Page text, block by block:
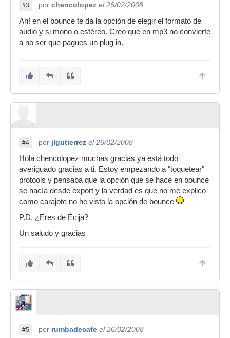
#3 por chencolopez el 26/02/2008
Ah! en el bounce te da la opción de elegir el formato de
audio y si mono o estéreo. Creo que en mp3 no convierte
a no ser que pagues un plug in.
#4 por jlgutierrez el 26/02/2008
Hola chencolopez muchas gracias ya está todo
averiguado gracias a ti. Estoy empezando a "toquetear"
protools y pensaba que la opción que se hace en bounce
se hacía desde export y la verdad es que no me explico
como carajote no he visto la opción de bounce
P.D. ¿Eres de Écija?
Un saludo y gracias
#5 por rumbadecafe el 26/02/2008